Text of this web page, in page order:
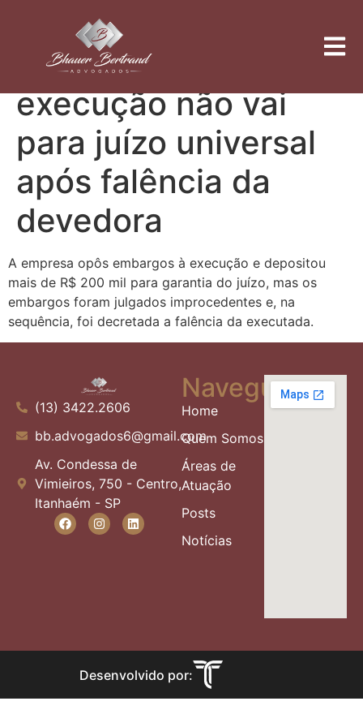
Para Terceira Turma,
depósito em
execução não vai
para juízo universal
após falência da
devedora
A empresa opôs embargos à execução e depositou
mais de R$ 200 mil para garantia do juízo, mas os
embargos foram julgados improcedentes e, na
sequência, foi decretada a falência da executada.
(13) 3422.2606
bb.advogados6@gmail.com
Av. Condessa de
Vimieiros, 750 - Centro,
Itanhaém - SP
Navegue
Home
Quem Somos
Áreas de
Atuação
Posts
Notícias
Desenvolvido por: